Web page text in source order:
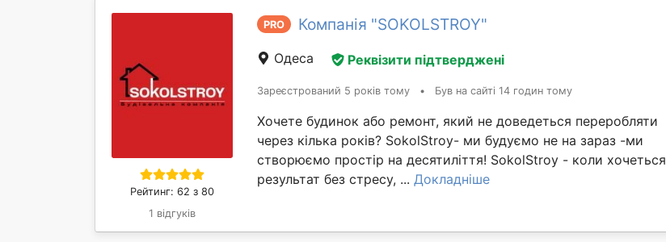
Рейтинг: 62 з 80
1 відгуків
PRO Компанія "SOKOLSTROY"
Одеса Реквізити підтверджені
Зареєстрований 5 років тому • Був на сайті 14 годин тому
Хочете будинок або ремонт, який не доведеться переробляти
через кілька років? SokolStroy- ми будуємо не на зараз -ми
створюємо простір на десятиліття! SokolStroy - коли хочеться
результат без стресу, ... Докладніше